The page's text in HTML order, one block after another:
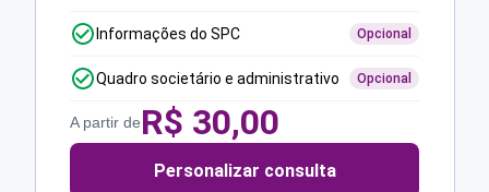
Informações do SPC Opcional
Quadro societário e administrativo Opcional
A partir deR$ 30,00
Personalizar consulta